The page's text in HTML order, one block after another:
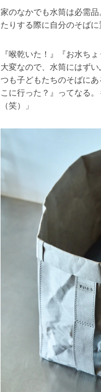
家のなかでも水筒は必需
たりする際に自分のそば
『喉乾いた！』『お水ち
大変なので、水筒にはず
つも子どもたちのそばに
こに行った？』ってなる
（笑）」